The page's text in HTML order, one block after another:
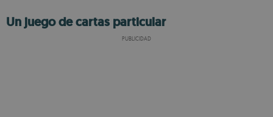
Un juego de cartas particular
PUBLICIDAD